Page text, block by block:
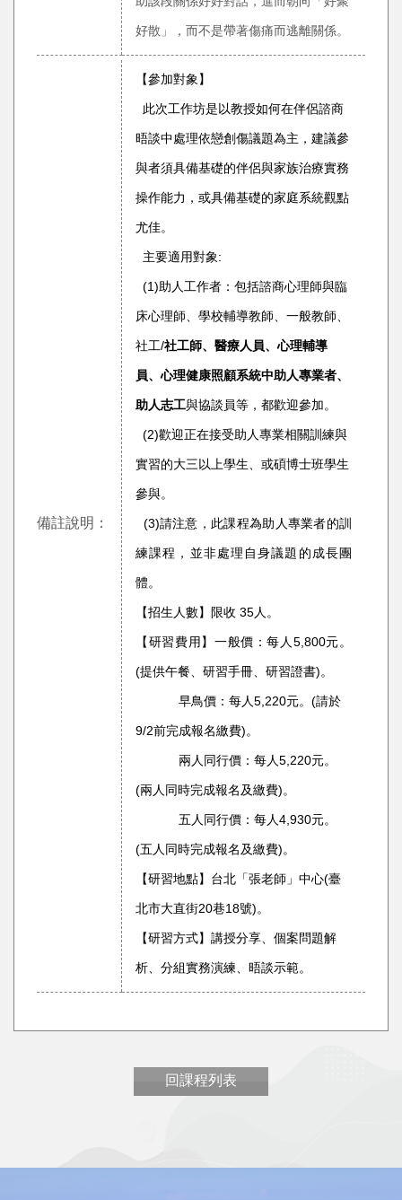
好散」，而不是帶著傷痛而逃離關係。
備註說明：
【參加對象】
此次工作坊是以教授如何在伴侶諮商
晤談中處理依戀創傷議題為主，建議參
與者須具備基礎的伴侶與家族治療實務
操作能力，或具備基礎的家庭系統觀點
尤佳。
主要適用對象:
(1)助人工作者：包括諮商心理師與臨
床心理師、學校輔導教師、一般教師、
社工/社工師、醫療人員、心理輔導
員、心理健康照顧系統中助人專業者、
助人志工與協談員等，都歡迎參加。
(2)歡迎正在接受助人專業相關訓練與
實習的大三以上學生、或碩博士班學生
參與。
(3)請注意，此課程為助人專業者的訓
練課程，並非處理自身議題的成長團
體。
【招生人數】限收 35人。
【研習費用】一般價：每人5,800元。
(提供午餐、研習手冊、研習證書)。
早鳥價：每人5,220元。(請於
9/2前完成報名繳費)。
兩人同行價：每人5,220元。
(兩人同時完成報名及繳費)。
五人同行價：每人4,930元。
(五人同時完成報名及繳費)。
【研習地點】台北「張老師」中心(臺
北市大直街20巷18號)。
【研習方式】講授分享、個案問題解
析、分組實務演練、晤談示範。
回課程列表